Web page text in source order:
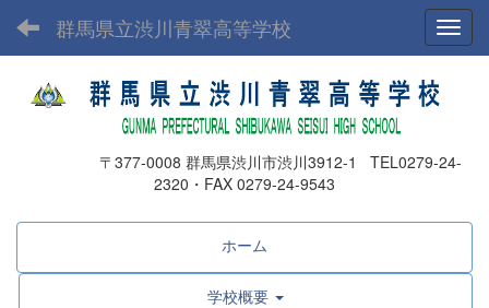
群馬県立渋川青翠高等学校
〒377-0008 群馬県渋川市渋川3912-1 TEL0279-24-
2320・FAX 0279-24-9543
ホーム
学校概要